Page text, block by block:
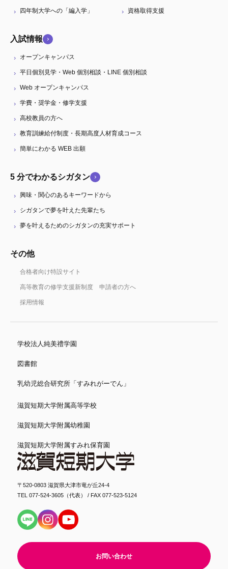
四年制大学への「編入学」 資格取得支援
入試情報
オープンキャンパス
平日個別見学・Web 個別相談・LINE 個別相談
Web オープンキャンパス
学費・奨学金・修学支援
高校教員の方へ
教育訓練給付制度・長期高度人材育成コース
簡単にわかる WEB 出願
5 分でわかるシガタン
興味・関心のあるキーワードから
シガタンで夢を叶えた先輩たち
夢を叶えるためのシガタンの充実サポート
その他
合格者向け特設サイト
高等教育の修学支援新制度 申請者の方へ
採用情報
〒520-0803 滋賀県大津市竜が丘24-4
TEL 077-524-3605（代表） / FAX 077-523-5124
お問い合わせ
学校法人純美禮学園
図書館
乳幼児総合研究所「すみれがーでん」
滋賀短期大学附属高等学校
滋賀短期大学附属幼稚園
滋賀短期大学附属すみれ保育園